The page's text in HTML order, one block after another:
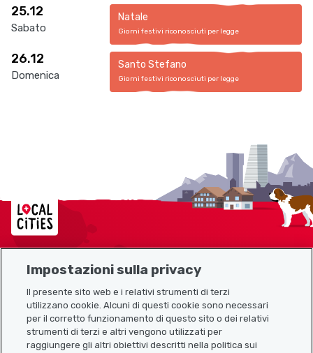
25.12
Sabato
Natale
Giorni festivi riconosciuti per legge
26.12
Domenica
Santo Stefano
Giorni festivi riconosciuti per legge
Localcities
Link utili
Impostazioni sulla privacy
Il presente sito web e i relativi strumenti di terzi
utilizzano cookie. Alcuni di questi cookie sono necessari
per il corretto funzionamento di questo sito o dei relativi
strumenti di terzi e altri vengono utilizzati per
raggiungere gli altri obiettivi descritti nella politica sui